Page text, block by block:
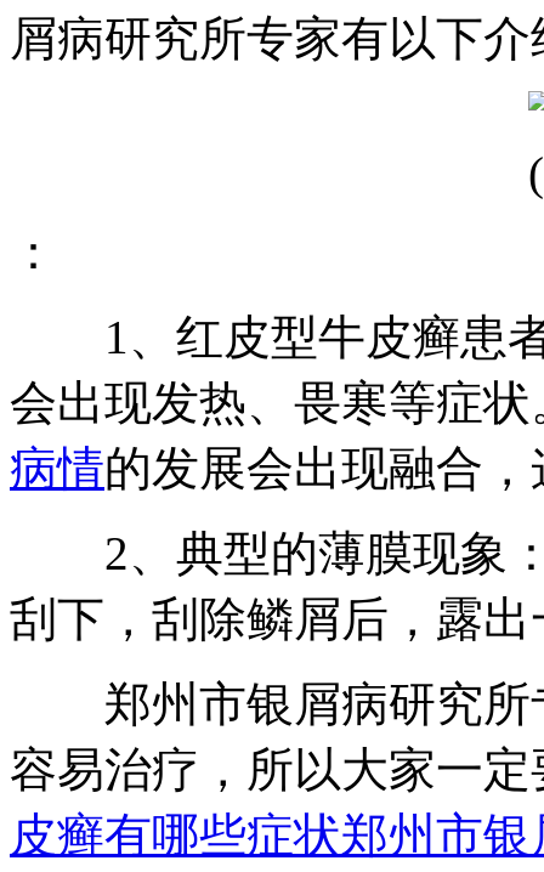
屑病研究所专家有以下介
：
1、红皮型牛皮癣患者
会出现发热、畏寒等症
病情的发展会出现融合
2、典型的薄膜现象：
刮下，刮除鳞屑后，露
郑州市银屑病研究所
容易治疗，所以大家一
皮癣有哪些症状郑州市